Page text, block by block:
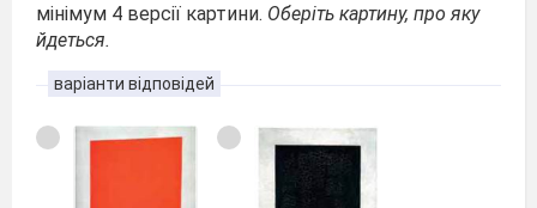
мінімум 4 версії картини. Оберіть картину, про яку
йдеться.
варіанти відповідей